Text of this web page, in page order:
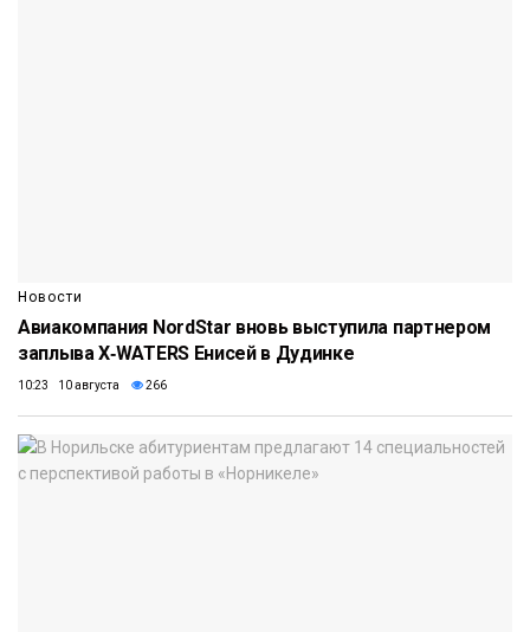
Новости
Авиакомпания NordStar вновь выступила партнером
заплыва X‑WATERS Енисей в Дудинке
10:23 10 августа 266